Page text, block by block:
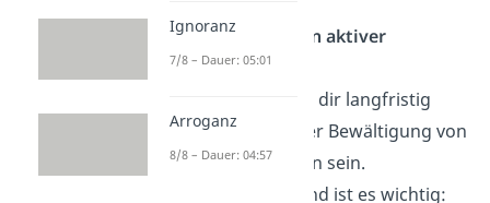
Versuche, dich an aktiver
Veränderung
Eskapismus wird dir langfristig
keine Hilfe bei der Bewältigung von
realen Problemen sein.
Dementsprechend ist es wichtig:
Ignoranz
7/8 – Dauer: 05:01
Arroganz
8/8 – Dauer: 04:57